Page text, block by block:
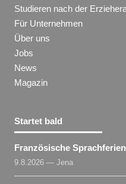
Studieren nach der
Für Unternehmen
Über uns
Jobs
News
Magazin
Startet bald
Französische
9.8.2026 — Jena